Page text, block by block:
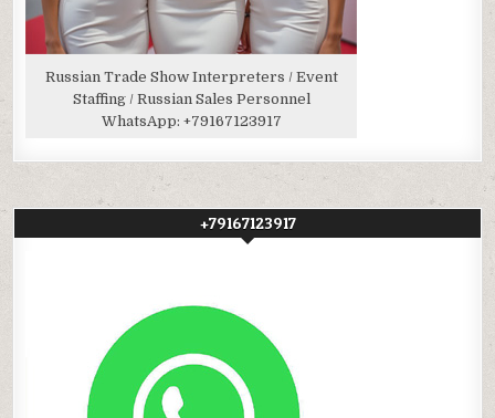
Russian Trade Show Interpreters / Event
Staffing / Russian Sales Personnel
WhatsApp: +79167123917
+79167123917